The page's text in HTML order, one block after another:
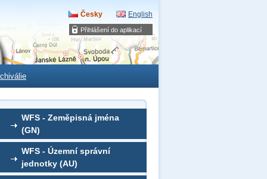
Přihlášení do aplikací
Česky English
WFS - Zeměpisná jména
(GN)
WFS - Územní správní
jednotky (AU)